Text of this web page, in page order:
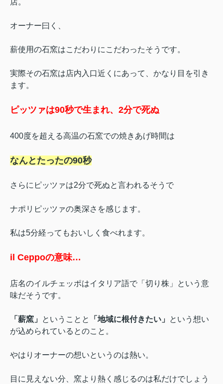
店。
オーナー曰く、
薪使用の石窯はこだわりにこだわったそうです。
実際その石窯は店内入口近くにあって、かなり目を引き
ます。
ピッツァは90秒で生まれ、2分で死ぬ
400度を超える高温の石窯での焼きあげ時間は
なんとたったの90秒
さらにピッツァは2分で死ぬと言われるそうで
ナポリピッツァの奥深さを感じます。
私は5分経ってもおいしく食べれます。
il Ceppoの意味…
店名のイルチェッポはイタリア語で「切り株」という意
味だそうです。
「薪窯」 ということと 「地域に根付きたい」 という想い
が込められているとのこと。
やはりオーナーの想いというのは熱い。
目に見えない分、窯より熱く感じるのは私だけでしょう